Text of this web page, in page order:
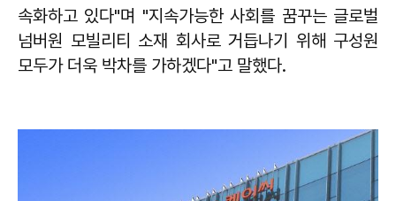
속화하고 있다"며 "지속가능한 사회를 꿈꾸는 글로벌
넘버원 모빌리티 소재 회사로 거듭나기 위해 구성원
모두가 더욱 박차를 가하겠다"고 말했다.